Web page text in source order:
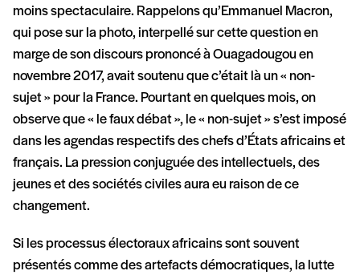
moins spectaculaire. Rappelons qu’Emmanuel Macron,
qui pose sur la photo, interpellé sur cette question en
marge de son discours prononcé à Ouagadougou en
novembre 2017, avait soutenu que c’était là un « non-
sujet » pour la France. Pourtant en quelques mois, on
observe que « le faux débat », le « non-sujet » s’est imposé
dans les agendas respectifs des chefs d’États africains et
français. La pression conjuguée des intellectuels, des
jeunes et des sociétés civiles aura eu raison de ce
changement.
Si les processus électoraux africains sont souvent
présentés comme des artefacts démocratiques, la lutte